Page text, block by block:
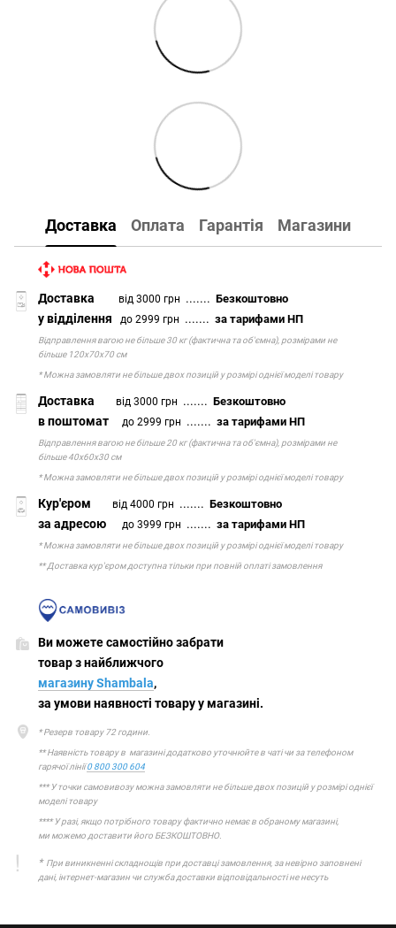
Доставка Оплата Гарантія Магазини
Доставка від 3000 грн .......Безкоштовно
у відділення до 2999 грн .......за тарифами НП
Відправлення вагою не більше 30 кг (фактична та об'ємна), розмірами не
більше 120х70х70 см
* Можна замовляти не більше двох позицій у розмірі однієї моделі товару
Доставка від 3000 грн .......Безкоштовно
в поштомат до 2999 грн .......за тарифами НП
Відправлення вагою не більше 20 кг (фактична та об'ємна), розмірами не
більше 40х60х30 см
* Можна замовляти не більше двох позицій у розмірі однієї моделі товару
Кур'єром від 4000 грн .......Безкоштовно
за адресою до 3999 грн .......за тарифами НП
* Можна замовляти не більше двох позицій у розмірі однієї моделі товару
** Доставка кур'єром доступна тільки при повній оплаті замовлення
Ви можете самостійно забрати
товар з найближчого
магазину Shambala,
за умови наявності товару у магазині.
* Резерв товару 72 години.
** Наявність товару в магазині додатково уточнюйте в чаті чи за телефоном
гарячої лінії0 800 300 604
*** У точки самовивозу можна замовляти не більше двох позицій у розмірі однієї
моделі товару
**** У разі, якщо потрібного товару фактично немає в обраному магазині,
ми можемо доставити його БЕЗКОШТОВНО.
*При виникненні складнощів при доставці замовлення, за невірно заповнені
дані, інтернет-магазин чи служба доставки відповідальності не несуть